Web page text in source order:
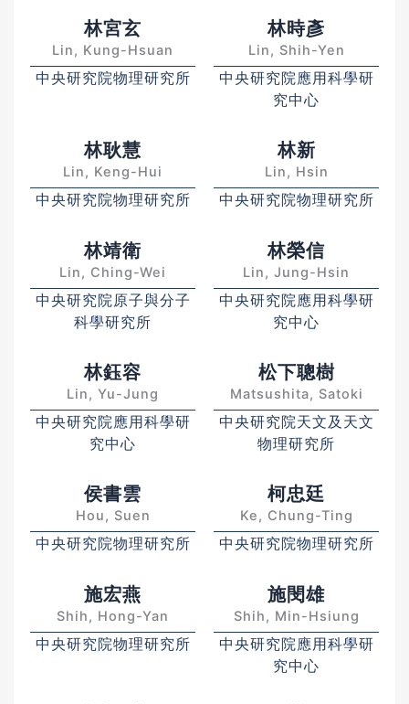
林宮玄
Lin, Kung-Hsuan
中央研究院物理研究所
林時彥
Lin, Shih-Yen
中央研究院應用科學研
究中心
林耿慧
Lin, Keng-Hui
中央研究院物理研究所
林新
Lin, Hsin
中央研究院物理研究所
林靖衛
Lin, Ching-Wei
中央研究院原子與分子
科學研究所
林榮信
Lin, Jung-Hsin
中央研究院應用科學研
究中心
林鈺容
Lin, Yu-Jung
中央研究院應用科學研
究中心
松下聰樹
Matsushita, Satoki
中央研究院天文及天文
物理研究所
侯書雲
Hou, Suen
中央研究院物理研究所
柯忠廷
Ke, Chung-Ting
中央研究院物理研究所
施宏燕
Shih, Hong-Yan
中央研究院物理研究所
施閔雄
Shih, Min-Hsiung
中央研究院應用科學研
究中心